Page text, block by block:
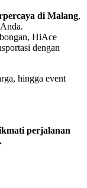
di Malang,
HiAce
dengan
hingga event
perjalanan